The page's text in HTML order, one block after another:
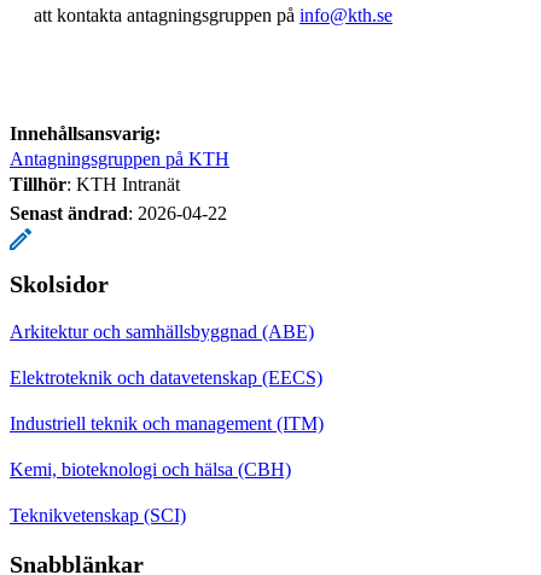
att kontakta antagningsgruppen på info@kth.se
Innehållsansvarig:
Antagningsgruppen på KTH
Tillhör: KTH Intranät
Senast ändrad: 2026-04-22
Skolsidor
Arkitektur och samhällsbyggnad (ABE)
Elektroteknik och datavetenskap (EECS)
Industriell teknik och management (ITM)
Kemi, bioteknologi och hälsa (CBH)
Teknikvetenskap (SCI)
Snabblänkar